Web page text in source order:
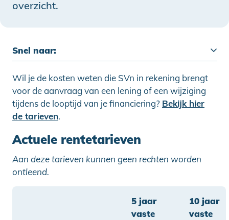
overzicht.
Snel naar:
Wil je de kosten weten die SVn in rekening brengt
voor de aanvraag van een lening of een wijziging
tijdens de looptijd van je financiering? Bekijk hier
de tarieven.
Actuele rentetarieven
Aan deze tarieven kunnen geen rechten worden
ontleend.
5 jaar
vaste
10 jaar
vaste